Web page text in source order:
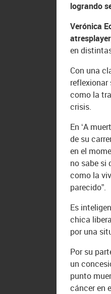
logrando
Verónica
atresplayer
en
Con una
reflexionar
como la
crisis.
En ‘A
de su
en el
no sabe si
como la
parecido”.
Es
chica
por una
Por su
un
punto
cáncer en